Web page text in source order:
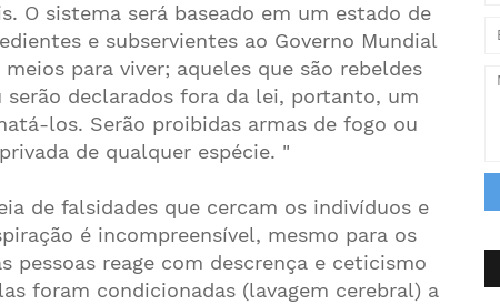
O sistema será baseado em um estado de
e subservientes ao Governo Mundial
para viver; aqueles que são rebeldes
declarados fora da lei, portanto, um
los. Serão proibidas armas de fogo ou
de qualquer espécie. "
de falsidades que cercam os indivíduos e
é incompreensível, mesmo para os
pessoas reage com descrença e ceticismo
foram condicionadas (lavagem cerebral) a